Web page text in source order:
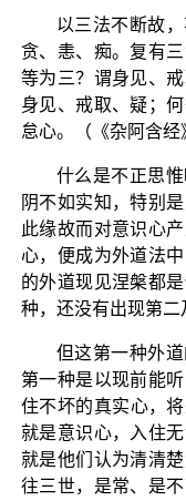
以三法不断故
贪、恚、痴。复有
等为三？谓身见、
身见、戒取、疑；
怠心。（《杂阿含经
什么是不正思
阴不如实知，特别
此缘故而对意识心
心，便成为外道法
的外道现见涅槃都
种，还没有出现第二
但这第一种外
第一种是以现前能
住不坏的真实心，
就是意识心，入住
就是他们认为清清
往三世，是常、是